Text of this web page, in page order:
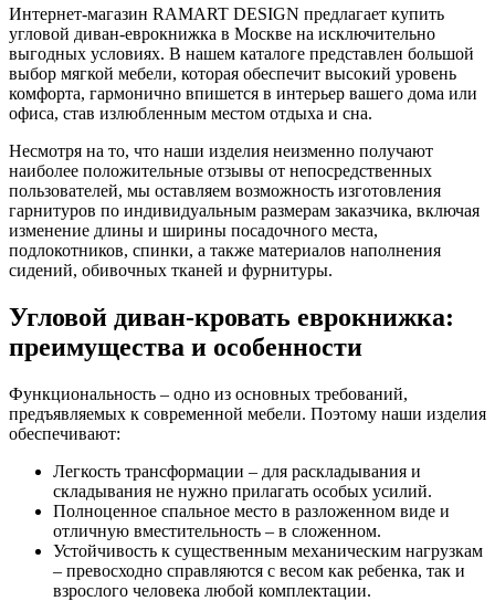
Интернет-магазин RAMART DESIGN предлагает купить
угловой диван-еврокнижка в Москве на исключительно
выгодных условиях. В нашем каталоге представлен большой
выбор мягкой мебели, которая обеспечит высокий уровень
комфорта, гармонично впишется в интерьер вашего дома или
офиса, став излюбленным местом отдыха и сна.
Несмотря на то, что наши изделия неизменно получают
наиболее положительные отзывы от непосредственных
пользователей, мы оставляем возможность изготовления
гарнитуров по индивидуальным размерам заказчика, включая
изменение длины и ширины посадочного места,
подлокотников, спинки, а также материалов наполнения
сидений, обивочных тканей и фурнитуры.
Угловой диван-кровать еврокнижка:
преимущества и особенности
Функциональность – одно из основных требований,
предъявляемых к современной мебели. Поэтому наши изделия
обеспечивают:
Легкость трансформации – для раскладывания и
складывания не нужно прилагать особых усилий.
Полноценное спальное место в разложенном виде и
отличную вместительность – в сложенном.
Устойчивость к существенным механическим нагрузкам
– превосходно справляются с весом как ребенка, так и
взрослого человека любой комплектации.